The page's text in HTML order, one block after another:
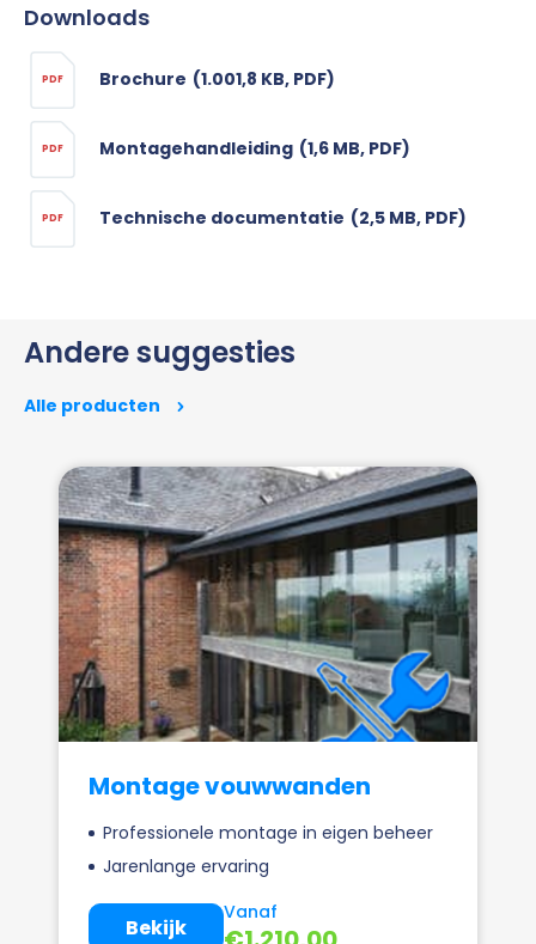
Downloads
PDF Brochure (1.001,8 KB, PDF)
PDF Montagehandleiding (1,6 MB, PDF)
PDF Technische documentatie (2,5 MB, PDF)
Andere suggesties
Alle producten
Montage vouwwanden
Professionele montage in eigen beheer
Jarenlange ervaring
Vanaf
Bekijk